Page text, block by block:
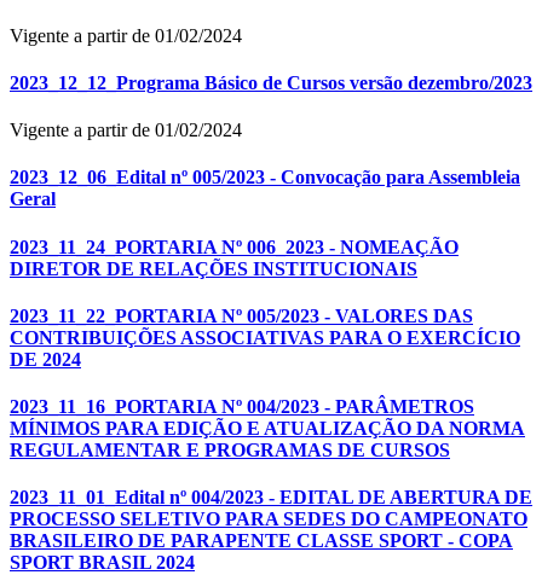
Vigente a partir de 01/02/2024
2023_12_12_Programa Básico de Cursos versão dezembro/2023
Vigente a partir de 01/02/2024
2023_12_06_Edital nº 005/2023 - Convocação para Assembleia
Geral
2023_11_24_PORTARIA Nº 006_2023 - NOMEAÇÃO
DIRETOR DE RELAÇÕES INSTITUCIONAIS
2023_11_22_PORTARIA Nº 005/2023 - VALORES DAS
CONTRIBUIÇÕES ASSOCIATIVAS PARA O EXERCÍCIO
DE 2024
2023_11_16_PORTARIA Nº 004/2023 - PARÂMETROS
MÍNIMOS PARA EDIÇÃO E ATUALIZAÇÃO DA NORMA
REGULAMENTAR E PROGRAMAS DE CURSOS
2023_11_01_Edital nº 004/2023 - EDITAL DE ABERTURA DE
PROCESSO SELETIVO PARA SEDES DO CAMPEONATO
BRASILEIRO DE PARAPENTE CLASSE SPORT - COPA
SPORT BRASIL 2024